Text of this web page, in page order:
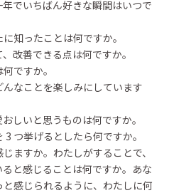
でいちばん好きな瞬間はいつで
知ったことは何ですか。
改善できる点は何ですか。
ですか。
なことを楽しみにしています
しいと思うものは何ですか。
つ挙げるとしたら何ですか。
ますか。わたしがすることで、
と感じることは何ですか。あな
感じられるように、わたしに何